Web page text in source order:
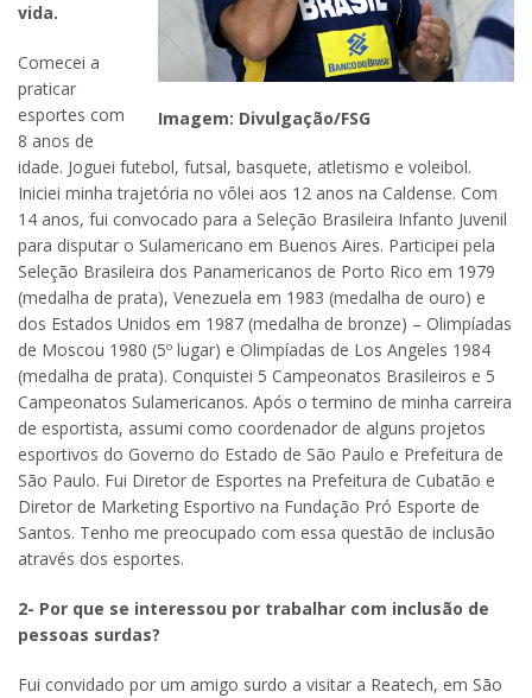
Imagem: Divulgação/FSG
vida.
Comecei a
praticar
esportes com
8 anos de
idade. Joguei futebol, futsal, basquete, atletismo e voleibol.
Iniciei minha trajetória no vôlei aos 12 anos na Caldense. Com
14 anos, fui convocado para a Seleção Brasileira Infanto Juvenil
para disputar o Sulamericano em Buenos Aires. Participei pela
Seleção Brasileira dos Panamericanos de Porto Rico em 1979
(medalha de prata), Venezuela em 1983 (medalha de ouro) e
dos Estados Unidos em 1987 (medalha de bronze) – Olimpíadas
de Moscou 1980 (5º lugar) e Olimpíadas de Los Angeles 1984
(medalha de prata). Conquistei 5 Campeonatos Brasileiros e 5
Campeonatos Sulamericanos. Após o termino de minha carreira
de esportista, assumi como coordenador de alguns projetos
esportivos do Governo do Estado de São Paulo e Prefeitura de
São Paulo. Fui Diretor de Esportes na Prefeitura de Cubatão e
Diretor de Marketing Esportivo na Fundação Pró Esporte de
Santos. Tenho me preocupado com essa questão de inclusão
através dos esportes.
2- Por que se interessou por trabalhar com inclusão de
pessoas surdas?
Fui convidado por um amigo surdo a visitar a Reatech, em São